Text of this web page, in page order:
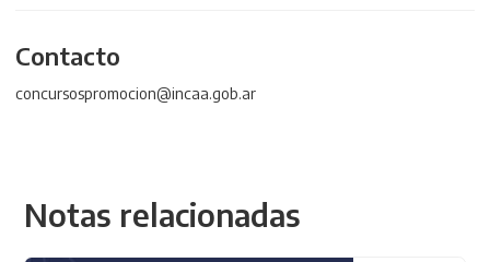
Contacto
concursospromocion@incaa.gob.ar
Notas relacionadas